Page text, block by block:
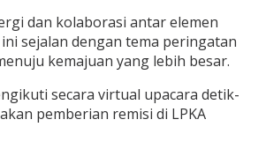
dan kolaborasi antar elemen
sejalan dengan tema peringatan
kemajuan yang lebih besar.
secara virtual upacara detik-
pemberian remisi di LPKA